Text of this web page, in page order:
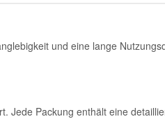
und eine lange
Jede Packung enthält eine